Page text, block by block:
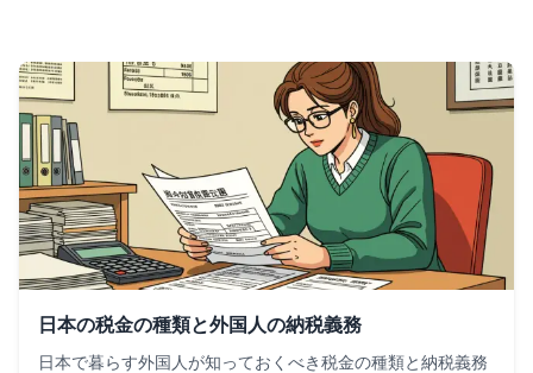
日本の税金の種類と外国人の納税義務
日本で暮らす外国人が知っておくべき税金の種類と納税義務